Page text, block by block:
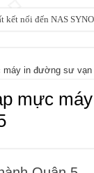
kết nối đến NAS
in đường sư vạn
mực